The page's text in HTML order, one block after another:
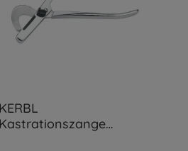
KERBL
Kastrationszange